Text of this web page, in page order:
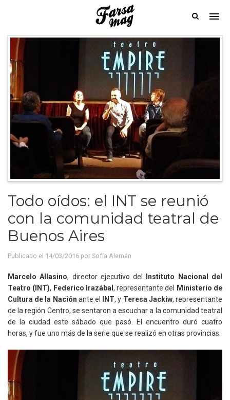
Todo oídos: el INT se reunió
con la comunidad teatral de
Buenos Aires
Publicado el 14/03/2016 por Sofía Alemán
Marcelo Allasino, director ejecutivo del
Instituto Nacional del
Teatro (INT), Federico Irazábal , representante del
Ministerio de
Cultura de la Nación ante el INT, y Teresa Jackiw, representante
de la región Centro, se sentaron a escuchar a la comunidad teatral
de la ciudad este sábado que pasó. El encuentro duró cuatro
horas, y fue uno más de la serie que se realizó en otras provincias.